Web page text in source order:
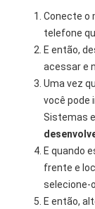
Conecte o
telefone
E então,
acessar e
Uma vez
você pode
Sistemas
E quando
frente e
selecione-o.
E então,